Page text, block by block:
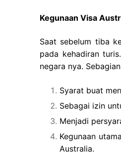
Kegunaan Visa
Saat sebelum tiba
pada kehadiran
negara nya.
Syarat buat
Sebagai izin
Menjadi
Kegunaan
Australia.